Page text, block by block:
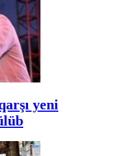
yeni